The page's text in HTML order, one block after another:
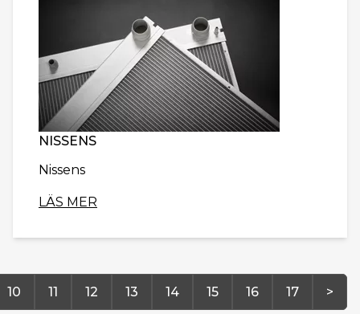
NISSENS
Nissens
LÄS MER
10 11 12 13 14 15 16 17 >